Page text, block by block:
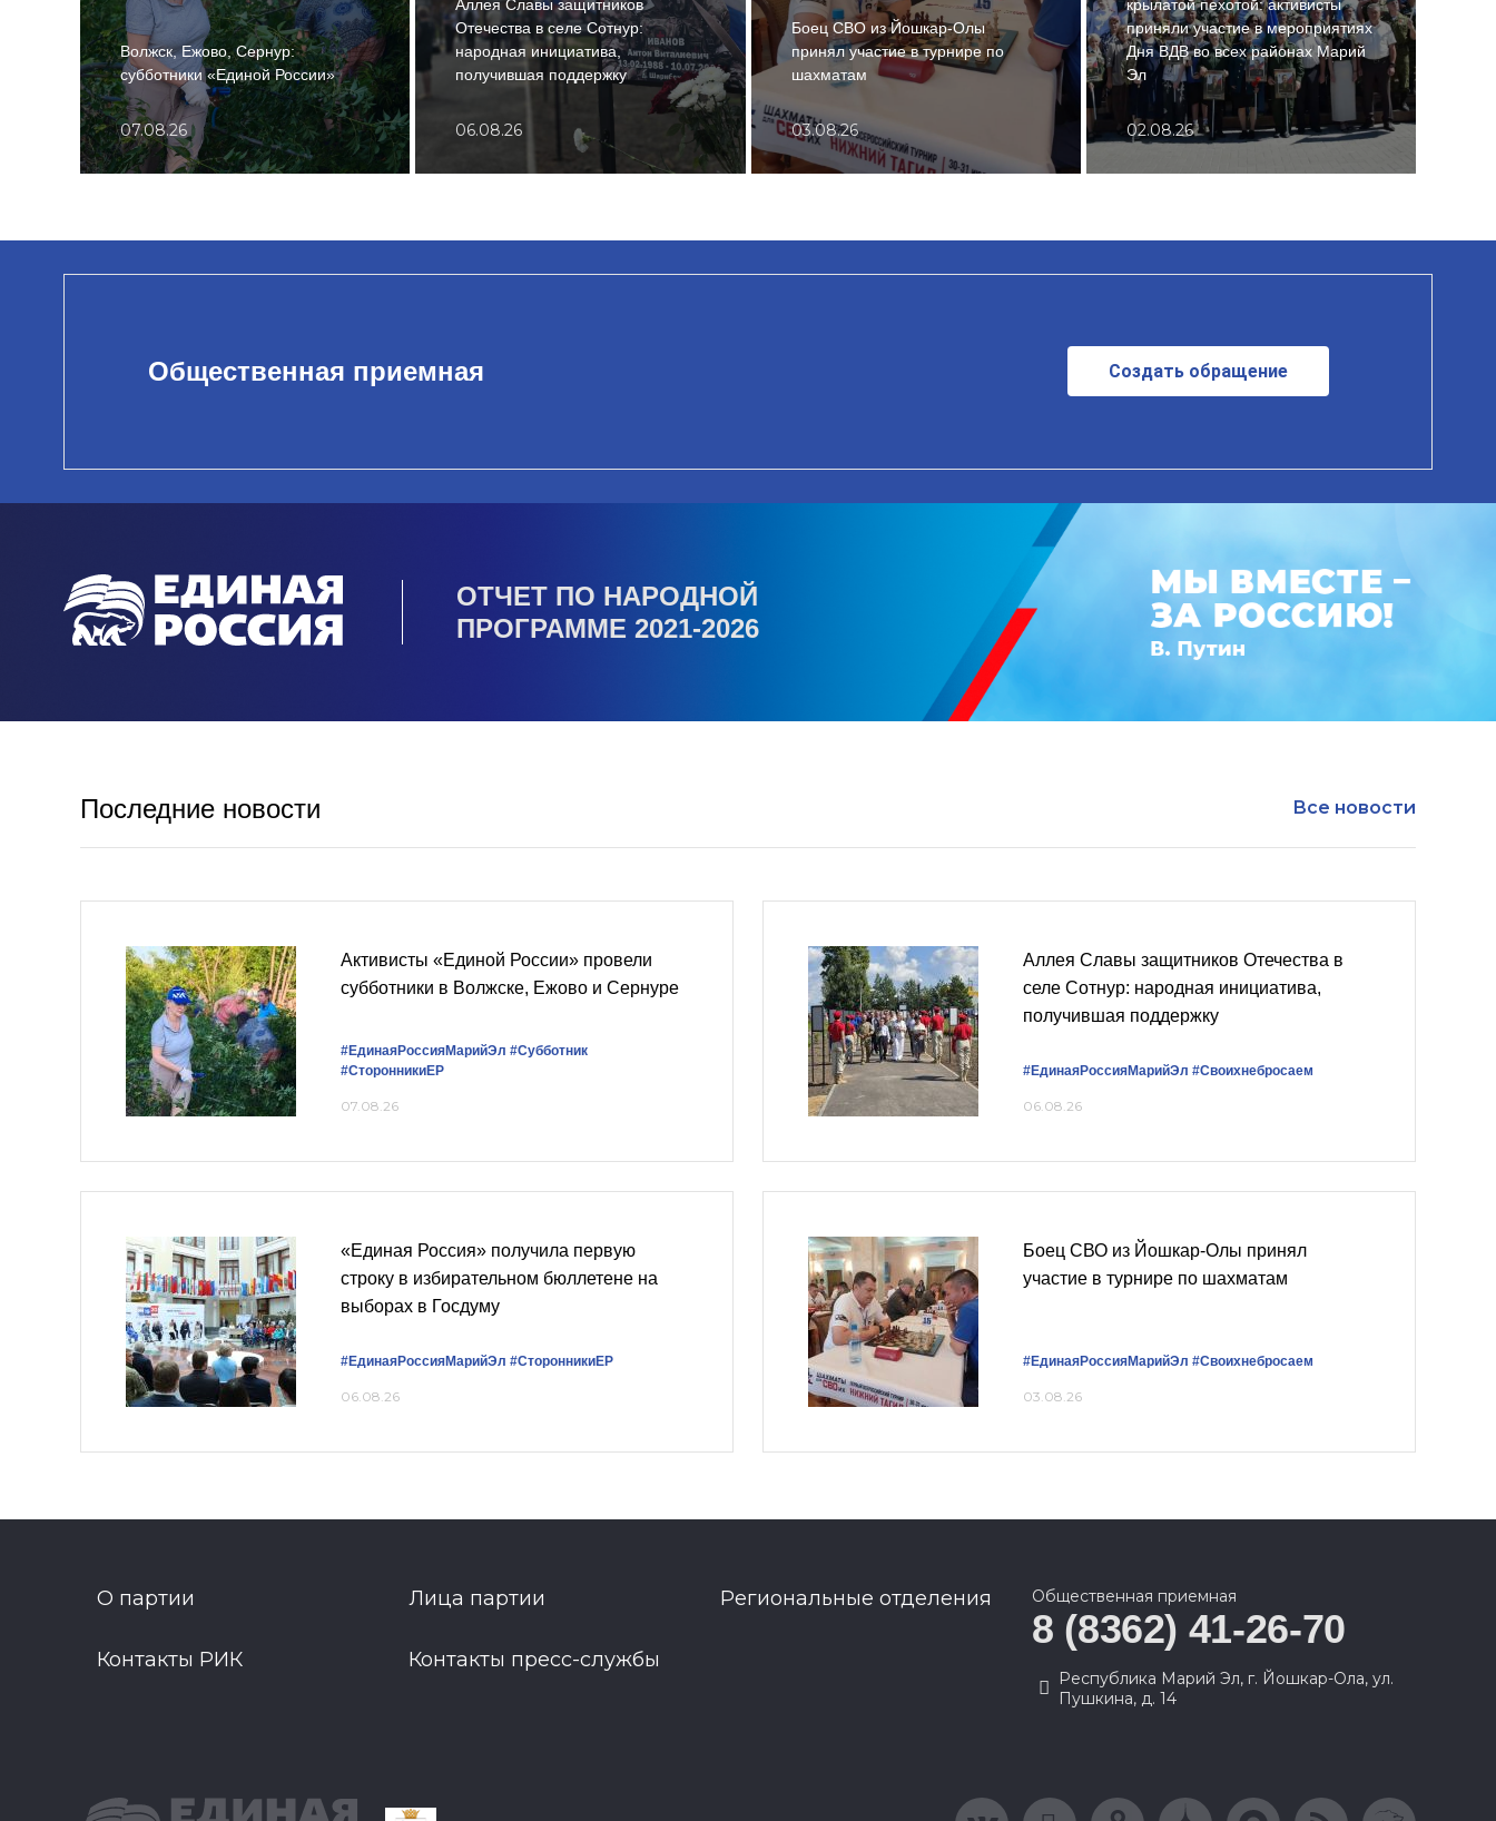
Волжск, Ежово, Сернур:
субботники «Единой России»
07.08.26
Аллея Славы защитников
Отечества в селе Сотнур:
народная инициатива,
получившая поддержку
06.08.26
Боец СВО из Йошкар-Олы
принял участие в турнире по
шахматам
03.08.26
крылатой пехотой: активисты
приняли участие в мероприятиях
Дня ВДВ во всех районах Марий
Эл
02.08.26
Общественная приемная Создать обращение
ОТЧЕТ ПО НАРОДНОЙ
ПРОГРАММЕ 2021-2026
Последние новости Все новости
Активисты «Единой России» провели
субботники в Волжске, Ежово и Сернуре
#ЕдинаяРоссияМарийЭл #Субботник
#СторонникиЕР
07.08.26
Аллея Славы защитников Отечества в
селе Сотнур: народная инициатива,
получившая поддержку
#ЕдинаяРоссияМарийЭл #Своихнебросаем
06.08.26
«Единая Россия» получила первую
строку в избирательном бюллетене на
выборах в Госдуму
#ЕдинаяРоссияМарийЭл #СторонникиЕР
06.08.26
Боец СВО из Йошкар-Олы принял
участие в турнире по шахматам
#ЕдинаяРоссияМарийЭл #Своихнебросаем
03.08.26
О партии Лица партии Региональные отделения
Контакты РИК Контакты пресс-службы
Общественная приемная
8 (8362) 41-26-70
Республика Марий Эл, г. Йошкар-Ола, ул.
Пушкина, д. 14